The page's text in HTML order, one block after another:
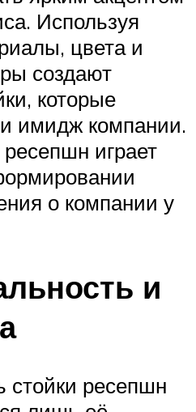
Используя
цвета и
создают
которые
имидж компании.
играет
о компании у
и
стойки ресепшн